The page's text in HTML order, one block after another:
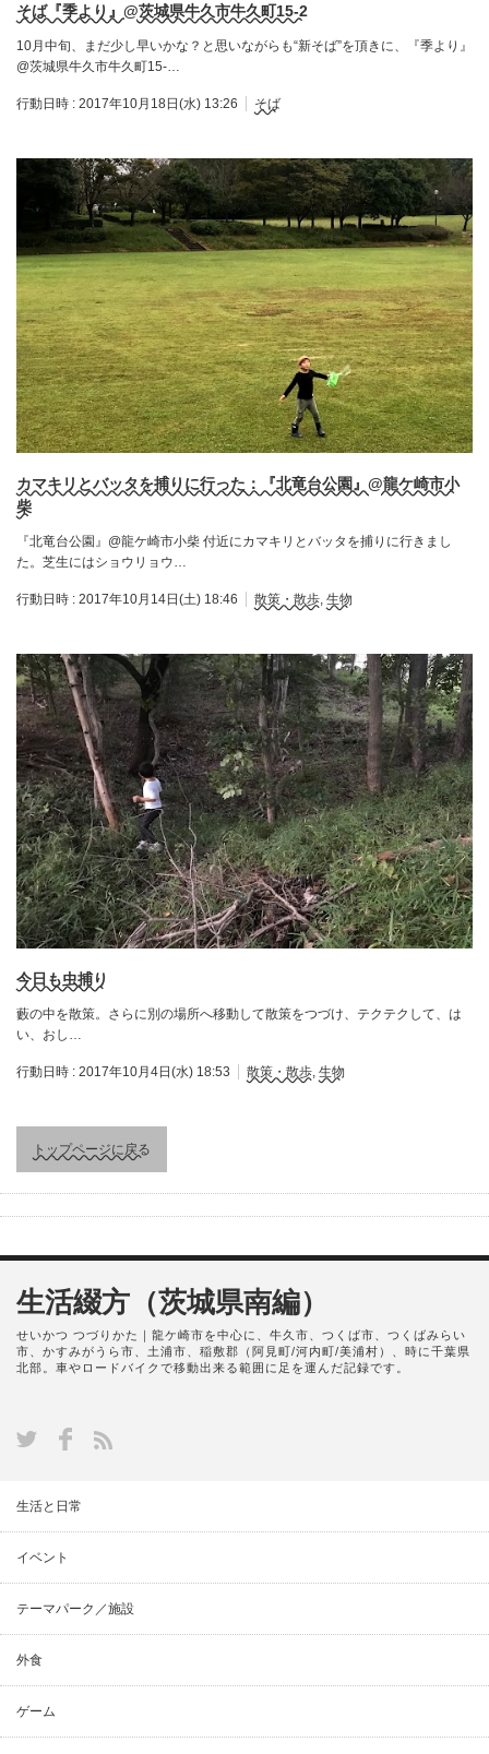
そば『季より』@茨城県牛久市牛久町15-2
10月中旬、まだ少し早いかな？と思いながらも“新そば”を頂きに、『季より』
@茨城県牛久市牛久町15-…
行動日時 : 2017年10月18日(水) 13:26 そば
カマキリとバッタを捕りに行った：『北竜台公園』@龍ケ崎市小
柴
『北竜台公園』@龍ケ崎市小柴 付近にカマキリとバッタを捕りに行きまし
た。芝生にはショウリョウ…
行動日時 : 2017年10月14日(土) 18:46 散策・散歩, 生物
今日も虫捕り
藪の中を散策。さらに別の場所へ移動して散策をつづけ、テクテクして、は
い、おし…
行動日時 : 2017年10月4日(水) 18:53 散策・散歩, 生物
トップページに戻る
生活綴方（茨城県南編）
せいかつ つづりかた｜龍ケ崎市を中心に、牛久市、つくば市、つくばみらい
市、かすみがうら市、土浦市、稲敷郡（阿見町/河内町/美浦村）、時に千葉県
北部。車やロードバイクで移動出来る範囲に足を運んだ記録です。
生活と日常
イベント
テーマパーク／施設
外食
ゲーム